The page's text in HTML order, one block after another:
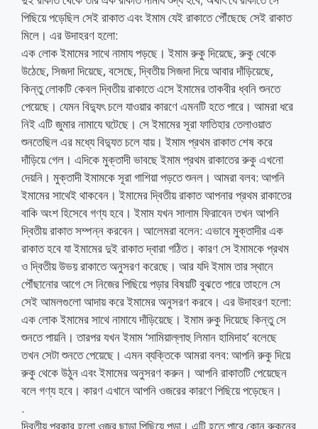
পিছিয়ে পড়েছিল সেই রাকাত এবং ইমাম যেই রাকাতে পৌঁছেছে সেই রাকাত
মিলে। এর উদাহরণ হলো:
এক লোক ইমামের সাথে নামায পড়ছে। ইমাম রুকু দিয়েছে, রুকু থেকে
উঠেছে, সিজদা দিয়েছে, বসেছে, দ্বিতীয় সিজদা দিয়ে আবার দাঁড়িয়েছে,
কিন্তু লোকটি কেবল দ্বিতীয় রাকাতে এসে ইমামের তাকবীর ধ্বনি শুনতে
পেয়েছে। যেমন বিদ্যুৎ চলে যাওয়ার কারণে এমনটি হতে পারে। আমরা ধরে
নিই এটি জুমার নামাযে ঘটেছে। সে ইমামের সূরা ফাতিহার তেলাওয়াত
শুনতেছিল এর মধ্যে বিদ্যুত চলে যায়। ইমাম প্রথম রাকাত শেষ করে
দাঁড়িয়ে গেল। এদিকে মুক্তাদী ভাবছে ইমাম প্রথম রাকাতের রুকু এখনো
দেয়নি। মুক্তাদী ইমামকে সূরা গাশিয়া পড়তে শুনল। আমরা বলব: আপনি
ইমামের সাথেই থাকবেন। ইমামের দ্বিতীয় রাকাত আপনার প্রথম রাকাতের
বাকি অংশ হিসেবে গণ্য হবে। ইমাম যখন সালাম ফিরাবেন তখন আপনি
দ্বিতীয় রাকাত সম্পন্ন করবেন। আলেমরা বলেন: এভাবে মুক্তাদীর এক
রাকাত হবে যা ইমামের দুই রাকাত দ্বারা গঠিত। কারণ সে ইমামকে প্রথম
ও দ্বিতীয় উভয় রাকাতে অনুসরণ করেছে। আর যদি ইমাম তার স্থানে
পৌঁছানোর আগে সে নিজের পিছিয়ে পড়ার বিষয়টি বুঝতে পারে তাহলে সে
সেই আমলগুলো আদায় করে ইমামের অনুসরণ করবে। এর উদাহরণ হলো:
এক লোক ইমামের সাথে নামাযে দাঁড়িয়েছে। ইমাম রুকু দিয়েছে কিন্তু সে
শুনতে পায়নি। তারপর যখন ইমাম ‘সামিয়াল্লাহু লিমান হামিদাহ’ বলেছে
তখন সেটা শুনতে পেয়েছে। এমন ব্যক্তিকে আমরা বলব: আপনি রুকু দিয়ে
রুকু থেকে উঠুন এবং ইমামের অনুসরণ করুন। আপনি রাকাতটি পেয়েছেন
বলে গণ্য হবে। কারণ এখানে আপনি ওজরের কারণে পিছিয়ে পড়েছেন।
.
দ্বিতীয় প্রকার হলো ওজর ছাড়া পিছিয়ে পড়া। এটি হতে পারে কোন রুকনের